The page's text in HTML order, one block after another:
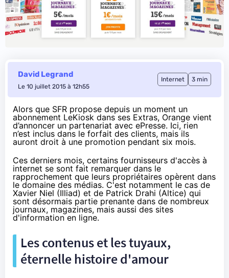
David Legrand
Le 10 juillet 2015 à 12h55
Internet 3 min
Alors que SFR propose depuis un moment un
abonnement LeKiosk dans ses Extras, Orange vient
d’annoncer un partenariat avec ePresse. Ici, rien
n’est inclus dans le forfait des clients, mais ils
auront droit à une promotion pendant six mois.
Ces derniers mois, certains fournisseurs d'accès à
internet se sont fait remarquer dans le
rapprochement que leurs propriétaires opèrent dans
le domaine des médias. C'est notamment le cas de
Xavier Niel (Illiad) et de Patrick Drahi (Altice) qui
sont désormais partie prenante dans de nombreux
journaux, magazines, mais aussi des sites
d'information en ligne.
Les contenus et les tuyaux,
éternelle histoire d'amour